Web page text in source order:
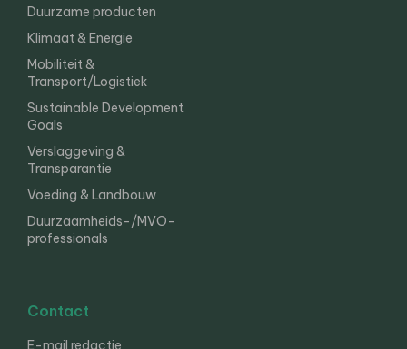
Duurzame producten
Klimaat & Energie
Mobiliteit &
Transport/Logistiek
Sustainable Development
Goals
Verslaggeving &
Transparantie
Voeding & Landbouw
Duurzaamheids-/MVO-
professionals
Contact
E-mail redactie